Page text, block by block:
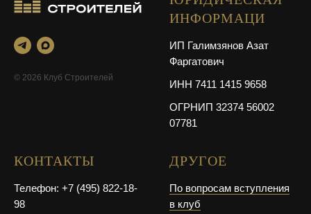
© 2026 Клуб Строителей
ИНФОРМАЦИ
ИП Галимзянов Азат
Фаргатович
ИНН 7411 1415 9658
ОГРНИП 32374 56002
07781
КОНТАКТЫ
Телефон: +7 (495) 822-18-
98
ДРУГОЕ
По вопросам вступления
в клуб